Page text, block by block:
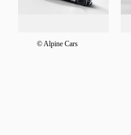
© Alpine Cars